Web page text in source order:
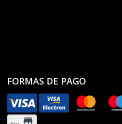
FORMAS DE PAGO